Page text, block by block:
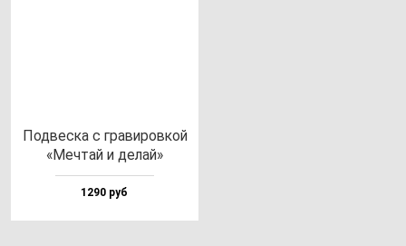
Под­вес­ка с гра­ви­ров­кой
«Меч­тай и де­лай»
1290 руб